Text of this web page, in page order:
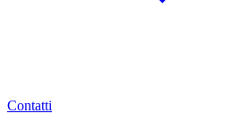
Contatti